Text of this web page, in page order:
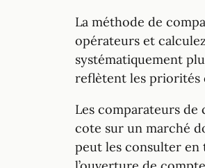
La méthode de
opérateurs et
systématiquement
reflètent les priorités
Les comparateurs
cote sur un marché
peut les consulter en